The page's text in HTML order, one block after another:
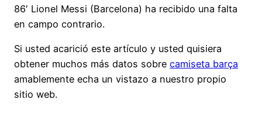
86′ Lionel Messi (Barcelona) ha recibido una falta
en campo contrario.
Si usted acarició este artículo y usted quisiera
obtener muchos más datos sobre camiseta barça
amablemente echa un vistazo a nuestro propio
sitio web.